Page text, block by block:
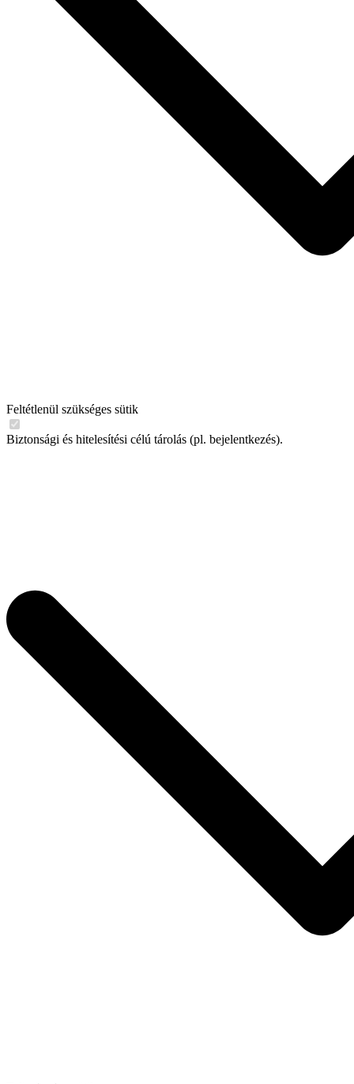
Feltétlenül szükséges sütik
Biztonsági és hitelesítési célú tárolás (pl. bejelentkezés).